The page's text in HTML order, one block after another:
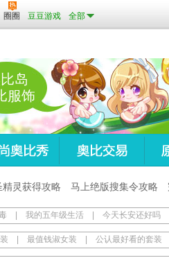
圈圈 豆豆游戏 全部
岛
服饰
精灵获得攻略 马上绝版搜集令攻略
我的五年级生活 今天长安还好吗
最值钱淑女装 公认最好看的套装